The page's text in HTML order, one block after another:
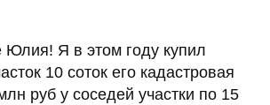
Юлия! Я в этом году купил
10 соток его кадастровая
руб у соседей участки по 15